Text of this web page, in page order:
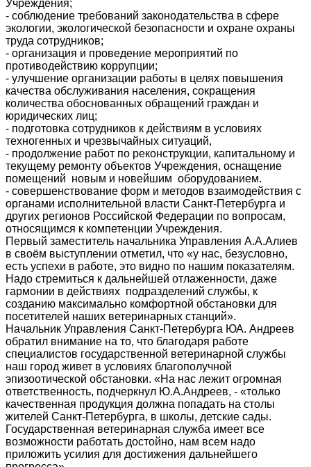
Учреждения;
- соблюдение требований законодательства в сфере
экологии, экологической безопасности и охране охраны
труда сотрудников;
- организация и проведение мероприятий по
противодействию коррупции;
- улучшение организации работы в целях повышения
качества обслуживания населения, сокращения
количества обоснованных обращений граждан и
юридических лиц;
- подготовка сотрудников к действиям в условиях
техногенных и чрезвычайных ситуаций,
- продолжение работ по реконструкции, капитальному и
текущему ремонту объектов Учреждения, оснащение
помещений новым и новейшим оборудованием.
- совершенствование форм и методов взаимодействия с
органами исполнительной власти Санкт-Петербурга и
других регионов Российской Федерации по вопросам,
относящимся к компетенции Учреждения.
Первый заместитель начальника Управления А.А.Алиев
в своём выступлении отметил, что «у нас, безусловно,
есть успехи в работе, это видно по нашим показателям.
Надо стремиться к дальнейшей отлаженности, даже
гармонии в действиях подразделений службы, к
созданию максимально комфортной обстановки для
посетителей наших ветеринарных станций».
Начальник Управления Санкт-Петербурга ЮА. Андреев
обратил внимание на то, что благодаря работе
специалистов государственной ветеринарной службы
наш город живет в условиях благополучной
эпизоотической обстановки. «На нас лежит огромная
ответственность, подчеркнул Ю.А.Андреев, - «только
качественная продукция должна попадать на столы
жителей Санкт-Петербурга, в школы, детские сады.
Государственная ветеринарная служба имеет все
возможности работать достойно, нам всем надо
приложить усилия для достижения дальнейшего